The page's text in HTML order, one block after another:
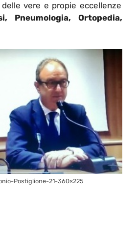
vere e propie eccellenze
Pneumologia, Ortopedia,
Postiglione-21-360×225